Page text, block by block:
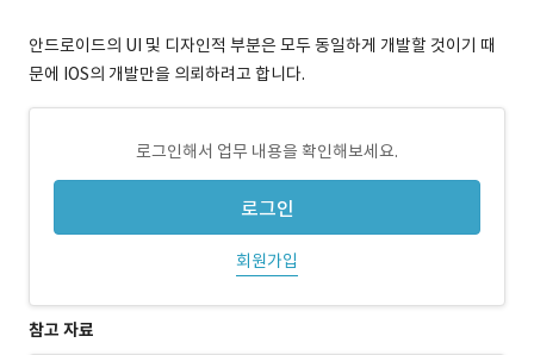
안드로이드의 UI 및 디자인적 부분은 모두 동일하게 개발할 것이기 때
문에 IOS의 개발만을 의뢰하려고 합니다.
로그인해서 업무 내용을 확인해보세요.
로그인
회원가입
참고 자료